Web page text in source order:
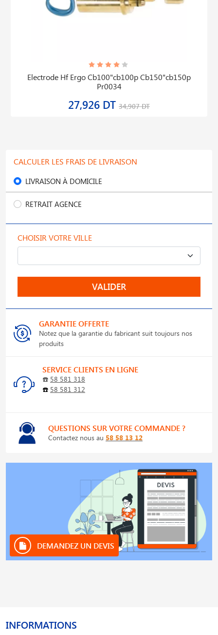
Electrode Hf Ergo Cb100"cb100p Cb150"cb150p
Pr0034
27,926 DT 34,907 DT
CALCULER LES FRAIS DE LIVRAISON
LIVRAISON À DOMICILE
RETRAIT AGENCE
CHOISIR VOTRE VILLE
VALIDER
GARANTIE OFFERTE
Notez que la garantie du fabricant suit toujours nos
produits
SERVICE CLIENTS EN LIGNE
☎️ 58 581 318
☎️ 58 581 312
QUESTIONS SUR VOTRE COMMANDE ?
Contactez nous au 58 58 13 12
DEMANDEZ UN DEVIS
INFORMATIONS